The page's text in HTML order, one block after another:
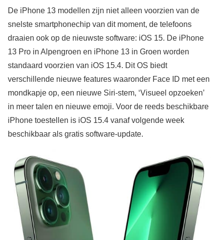
De iPhone 13 modellen zijn niet alleen voorzien van de
snelste smartphonechip van dit moment, de telefoons
draaien ook op de nieuwste software: iOS 15. De iPhone
13 Pro in Alpengroen en iPhone 13 in Groen worden
standaard voorzien van iOS 15.4. Dit OS biedt
verschillende nieuwe features waaronder Face ID met een
mondkapje op, een nieuwe Siri-stem, ‘Visueel opzoeken’
in meer talen en nieuwe emoji. Voor de reeds beschikbare
iPhone toestellen is iOS 15.4 vanaf volgende week
beschikbaar als gratis software-update.